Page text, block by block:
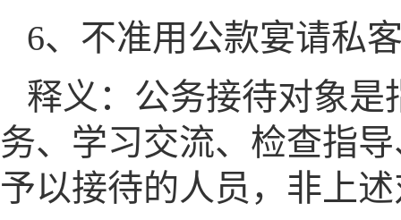
6、不准用公款宴请私
释义：公务接待对象
务、学习交流、检查指
予以接待的人员，非上